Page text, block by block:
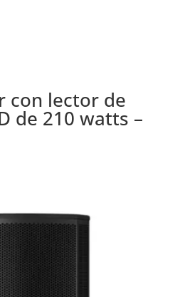
con lector de
de 210 watts –